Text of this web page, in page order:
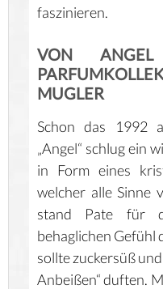
faszinieren.
VON
MUGLER
Schon das 1992
„Angel“ schlug ein
in Form eines
welcher alle Sinne
stand Pate für
behaglichen Gefühl
sollte zuckersüß
Anbeißen“ duften.